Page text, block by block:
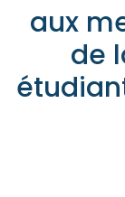
aux
de